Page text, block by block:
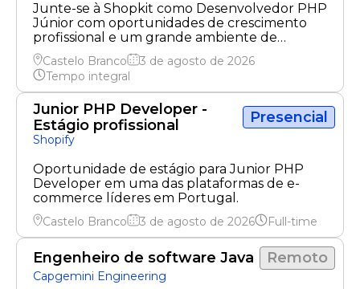
Junte-se à Shopkit como Desenvolvedor PHP
Júnior com oportunidades de crescimento
profissional e um grande ambiente de
trabalho.
Castelo Branco
3 de agosto de 2026
Tempo integral
Junior PHP Developer -
Estágio profissional
Presencial
Shopify
Oportunidade de estágio para Junior PHP
Developer em uma das plataformas de e-
commerce líderes em Portugal.
Castelo Branco 3 de agosto de 2026 Full-time
Engenheiro de software Java Remoto
Capgemini Engineering